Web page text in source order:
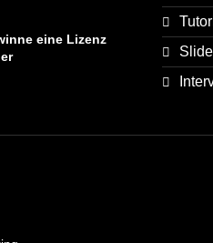
eine Lizenz